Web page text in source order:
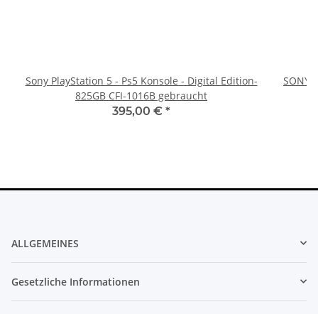
Sony PlayStation 5 - Ps5 Konsole - Digital Edition-
825GB CFI-1016B gebraucht
395,00 € *
SONY
ALLGEMEINES
Gesetzliche Informationen